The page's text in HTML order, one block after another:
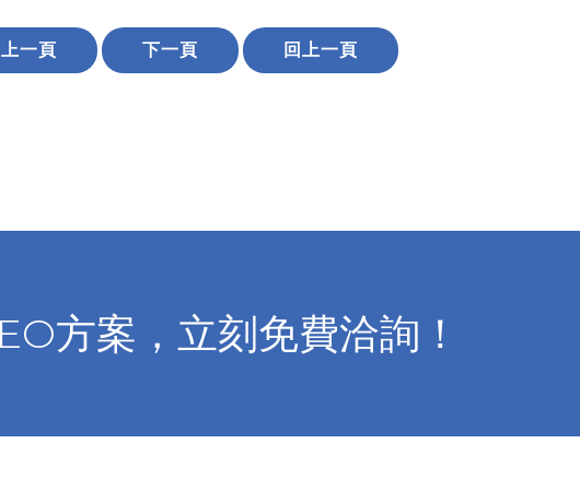
上一頁 下一頁 回上一頁
方案，立刻免費洽詢！